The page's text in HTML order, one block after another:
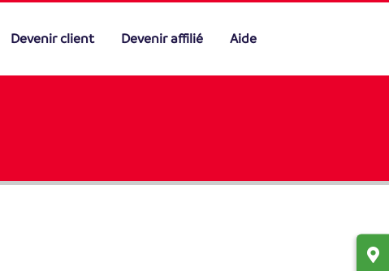
Devenir client Devenir affilié Aide